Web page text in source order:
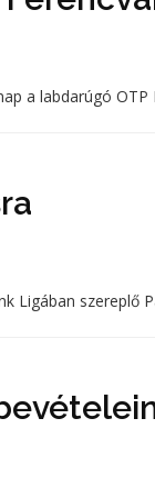
a labdarúgó
Ligában szereplő